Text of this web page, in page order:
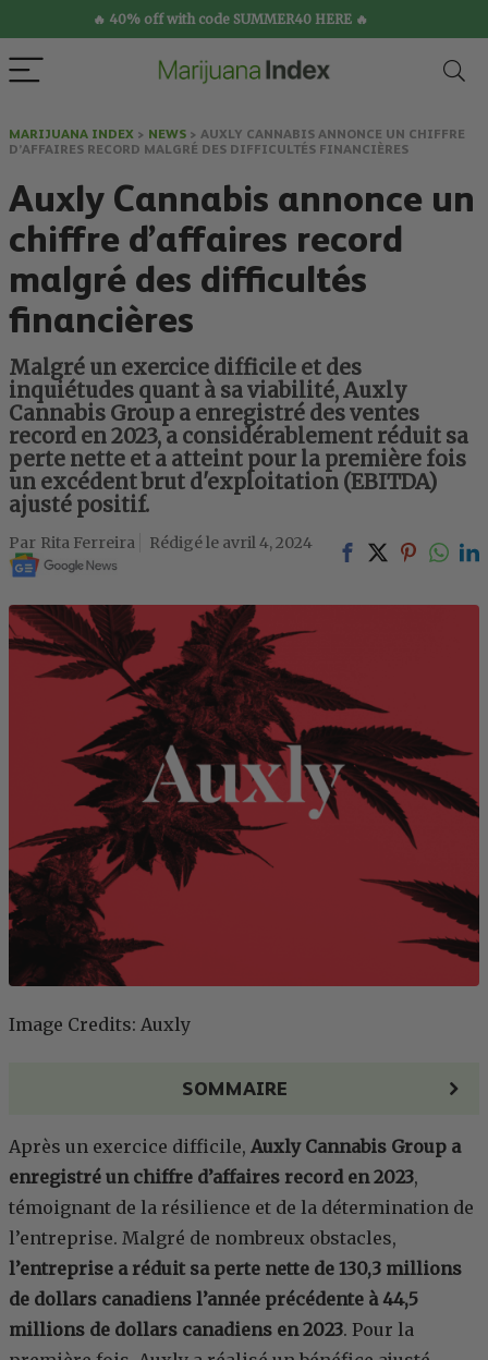
🔥 40% off with code SUMMER40 HERE 🔥
MARIJUANA INDEX > NEWS > AUXLY CANNABIS ANNONCE UN CHIFFRE
D’AFFAIRES RECORD MALGRÉ DES DIFFICULTÉS FINANCIÈRES
Auxly Cannabis annonce un
chiffre d’affaires record
malgré des difficultés
financières
Malgré un exercice difficile et des
inquiétudes quant à sa viabilité, Auxly
Cannabis Group a enregistré des ventes
record en 2023, a considérablement réduit sa
perte nette et a atteint pour la première fois
un excédent brut d'exploitation (EBITDA)
ajusté positif.
Rita Ferreira avril 4, 2024
Image Credits: Auxly
SOMMAIRE
Après un exercice difficile, Auxly Cannabis Group a
enregistré un chiffre d’affaires record en 2023,
témoignant de la résilience et de la détermination de
l’entreprise. Malgré de nombreux obstacles,
l’entreprise a réduit sa perte nette de 130,3 millions
de dollars canadiens l’année précédente à 44,5
millions de dollars canadiens en 2023. Pour la